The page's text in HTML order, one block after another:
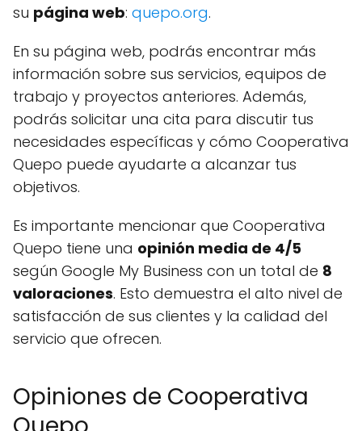
su página web: quepo.org.
En su página web, podrás encontrar más
información sobre sus servicios, equipos de
trabajo y proyectos anteriores. Además,
podrás solicitar una cita para discutir tus
necesidades específicas y cómo Cooperativa
Quepo puede ayudarte a alcanzar tus
objetivos.
Es importante mencionar que Cooperativa
Quepo tiene una opinión media de 4/5
según Google My Business con un total de 8
valoraciones. Esto demuestra el alto nivel de
satisfacción de sus clientes y la calidad del
servicio que ofrecen.
Opiniones de Cooperativa